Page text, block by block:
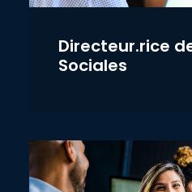
Directeur.rice
Sociales